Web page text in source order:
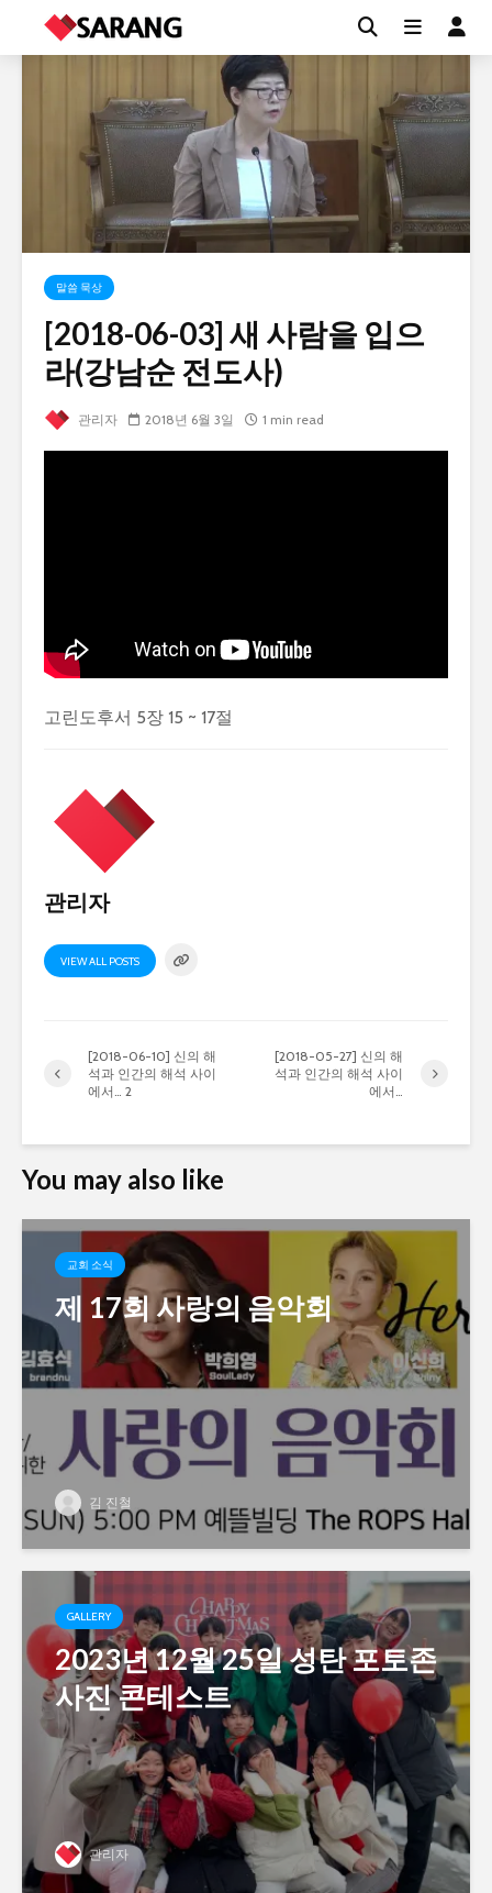
말씀 묵상
[2018-06-03] 새 사람을 입으
라(강남순 전도사)
관리자 2018년 6월 3일 1 min read
고린도후서 5장 15 ~ 17절
관리자
VIEW ALL POSTS
[2018-06-10] 신의 해
석과 인간의 해석 사이
에서… 2
[2018-05-27] 신의 해
석과 인간의 해석 사이
에서…
You may also like
교회 소식
제 17회 사랑의 음악회
김 진철
GALLERY
2023년 12월 25일 성탄 포토존
사진 콘테스트
관리자